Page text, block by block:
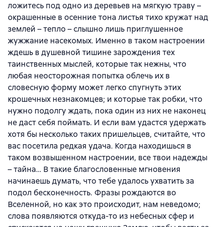
ложитесь под одно из деревьев на мягкую траву –
окрашенные в осенние тона листья тихо кружат над
землей – тепло – слышно лишь приглушенное
жужжание насекомых. Именно в таком настроении
ждешь в душевной тишине зарождения тех
таинственных мыслей, которые так нежны, что
любая неосторожная попытка облечь их в
словесную форму может легко спугнуть этих
крошечных незнакомцев; и которые так робки, что
нужно подолгу ждать, пока один из них не наконец
не даст себя поймать. И если вам удастся удержать
хотя бы несколько таких пришельцев, считайте, что
вас посетила редкая удача. Когда находишься в
таком возвышенном настроении, все твои надежды
– тайна… В такие благословенные мгновения
начинаешь думать, что тебе удалось ухватить за
подол бесконечность. Фразы рождаются во
Вселенной, но как это происходит, нам неведомо;
слова появляются откуда-то из небесных сфер и